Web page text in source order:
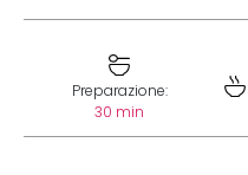
Preparazione:
30 min